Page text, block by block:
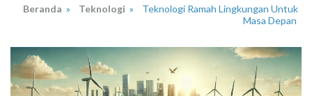
Beranda » Teknologi »
Teknologi Ramah Lingkungan Untuk
Masa Depan